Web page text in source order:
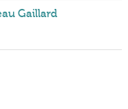
Gaillard